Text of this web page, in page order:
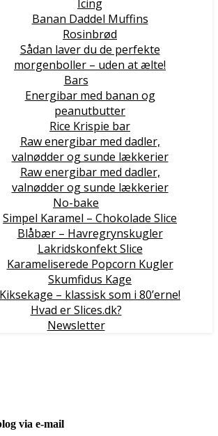
Icing
Banan Daddel Muffins
Rosinbrød
Sådan laver du de perfekte
morgenboller – uden at ælte!
Bars
Energibar med banan og
peanutbutter
Rice Krispie bar
Raw energibar med dadler,
valnødder og sunde lækkerier
Raw energibar med dadler,
valnødder og sunde lækkerier
No-bake
Simpel Karamel – Chokolade Slice
Blåbær – Havregrynskugler
Lakridskonfekt Slice
Karameliserede Popcorn Kugler
Skumfidus Kage
Kiksekage – klassisk som i 80’erne!
Hvad er Slices.dk?
Newsletter
via e-mail